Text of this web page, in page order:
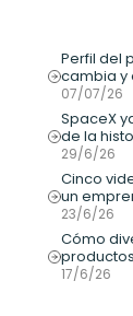
Perfil del
cambia y
07/07/26
SpaceX
de la
29/6/26
Cinco
un
23/6/26
Cómo
productos
17/6/26